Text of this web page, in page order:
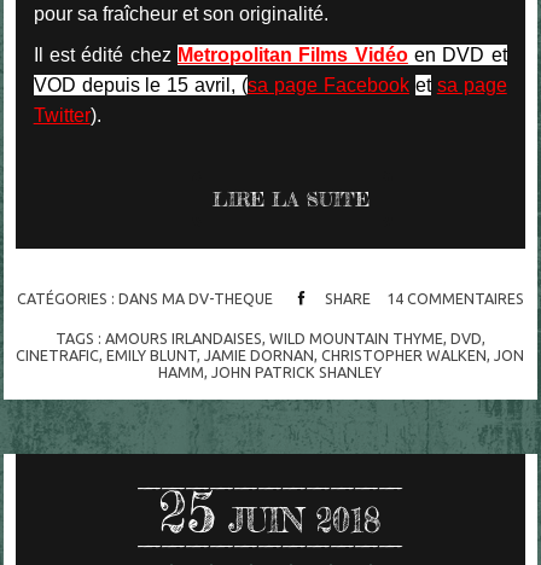
pour sa fraîcheur et son originalité.
Il est édité chez Metropolitan Films Vidéoen DVD et
VOD depuis le 15 avril , (sa page Facebook et sa page
Twitter).
LIRE LA SUITE
CATÉGORIES : DANS MA DV-THEQUE SHARE 14 COMMENTAIRES
TAGS : AMOURS IRLANDAISES, WILD MOUNTAIN THYME, DVD,
CINETRAFIC,EMILY BLUNT,JAMIE DORNAN,CHRISTOPHER WALKEN,JON
HAMM,JOHN PATRICK SHANLEY
25 JUIN 2018